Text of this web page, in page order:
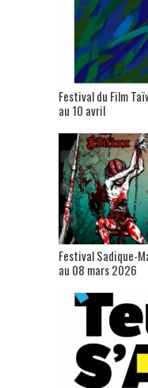
Festival du Film
au 10 avril
Festival Sadique-
au 08 mars 2026